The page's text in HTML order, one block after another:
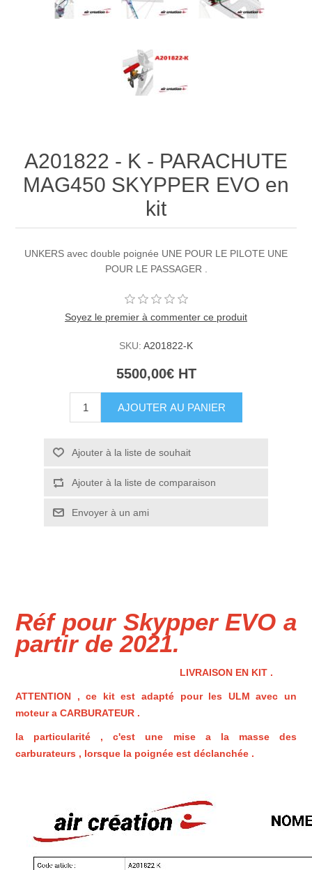
A201822 - K - PARACHUTE
MAG450 SKYPPER EVO en
kit
UNKERS avec double poignée UNE POUR LE PILOTE UNE
POUR LE PASSAGER .
Soyez le premier à commenter ce produit
SKU: A201822-K
5500,00€ HT
AJOUTER AU PANIER
Ajouter à la liste de souhait
Ajouter à la liste de comparaison
Envoyer à un ami
Réf pour Skypper EVO a
partir de 2021.
LIVRAISON EN KIT .
ATTENTION , ce kit est adapté pour les ULM avec un
moteur a CARBURATEUR .
la particularité , c'est une mise a la masse des
carburateurs , lorsque la poignée est déclanchée .